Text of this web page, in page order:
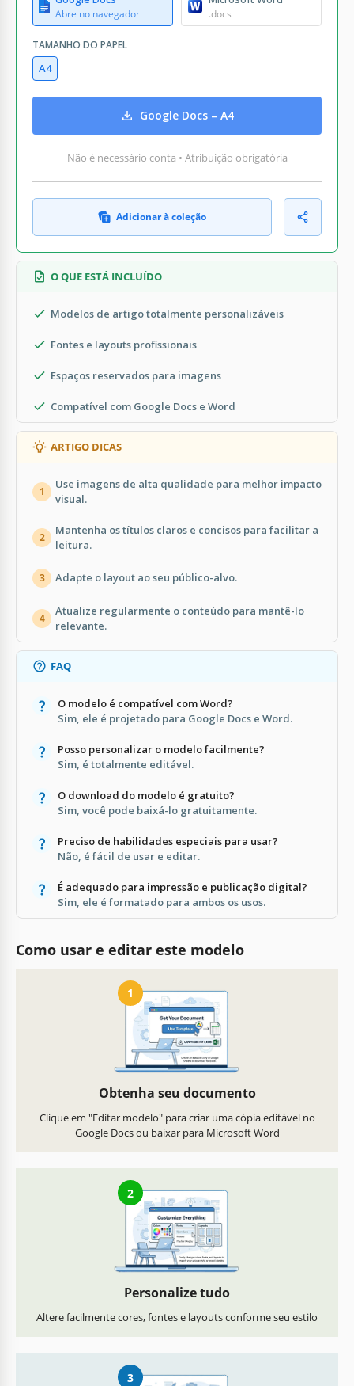
Abre no navegador .docs
TAMANHO DO PAPEL
A4
Google Docs – A4
Não é necessário conta • Atribuição obrigatória
Adicionar à coleção
O QUE ESTÁ INCLUÍDO
Modelos de artigo totalmente personalizáveis
Fontes e layouts profissionais
Espaços reservados para imagens
Compatível com Google Docs e Word
ARTIGO DICAS
1
Use imagens de alta qualidade para melhor impacto
visual.
2
Mantenha os títulos claros e concisos para facilitar a
leitura.
3 Adapte o layout ao seu público-alvo.
4
Atualize regularmente o conteúdo para mantê-lo
relevante.
FAQ
O modelo é compatível com Word?
Sim, ele é projetado para Google Docs e Word.
Posso personalizar o modelo facilmente?
Sim, é totalmente editável.
O download do modelo é gratuito?
Sim, você pode baixá-lo gratuitamente.
Preciso de habilidades especiais para usar?
Não, é fácil de usar e editar.
É adequado para impressão e publicação digital?
Sim, ele é formatado para ambos os usos.
Como usar e editar este modelo
1
Obtenha seu documento
Clique em "Editar modelo" para criar uma cópia editável no
Google Docs ou baixar para Microsoft Word
2
Personalize tudo
Altere facilmente cores, fontes e layouts conforme seu estilo
3